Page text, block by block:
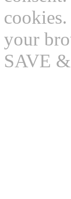
your
SAVE